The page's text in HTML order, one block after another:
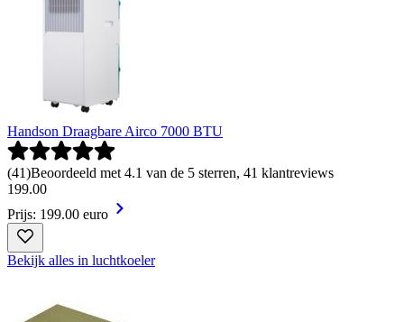
Handson Draagbare Airco 7000 BTU
(41)Beoordeeld met 4.1 van de 5 sterren, 41 klantreviews
199.00
Prijs: 199.00 euro
Bekijk alles in luchtkoeler